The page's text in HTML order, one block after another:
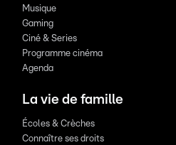
Musique
Gaming
Ciné & Series
Programme cinéma
Agenda
La vie de famille
Écoles & Crèches
Connaître ses droits